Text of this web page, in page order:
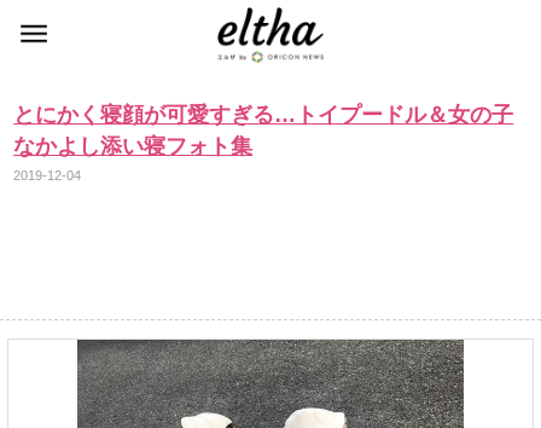
とにかく寝顔が可愛すぎる…トイプードル＆女の子
なかよし添い寝フォト集
2019-12-04